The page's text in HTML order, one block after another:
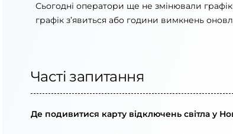
Сьогодні оператори ще не змінювали
графік з’явиться або години вимкнень
Часті запитання
Де подивитися карту відключень світла у